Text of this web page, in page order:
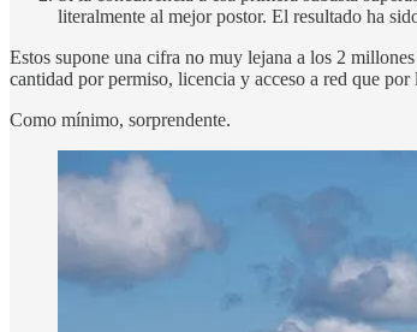
literalmente al mejor postor. El resultado ha
Estos supone una cifra no muy lejana a los 2
cantidad por permiso, licencia y acceso a red que
Como mínimo, sorprendente.